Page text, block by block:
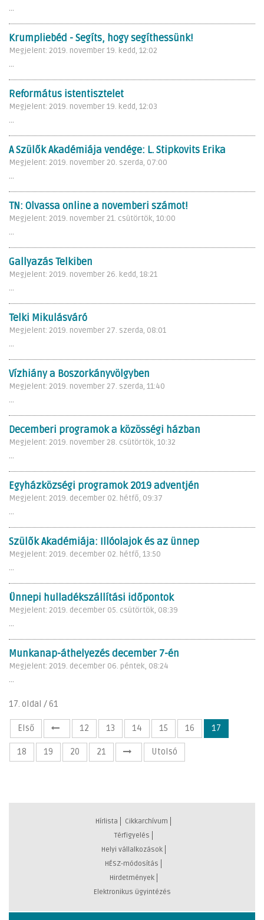
...
Krumpliebéd - Segíts, hogy segíthessünk!
Megjelent: 2019. november 19. kedd, 12:02
...
Református istentisztelet
Megjelent: 2019. november 19. kedd, 12:03
...
A Szülők Akadémiája vendége: L. Stipkovits Erika
Megjelent: 2019. november 20. szerda, 07:00
...
TN: Olvassa online a novemberi számot!
Megjelent: 2019. november 21. csütörtök, 10:00
...
Gallyazás Telkiben
Megjelent: 2019. november 26. kedd, 18:21
...
Telki Mikulásváró
Megjelent: 2019. november 27. szerda, 08:01
...
Vízhiány a Boszorkányvölgyben
Megjelent: 2019. november 27. szerda, 11:40
...
Decemberi programok a közösségi házban
Megjelent: 2019. november 28. csütörtök, 10:32
...
Egyházközségi programok 2019 adventjén
Megjelent: 2019. december 02. hétfő, 09:37
...
Szülők Akadémiája: Illóolajok és az ünnep
Megjelent: 2019. december 02. hétfő, 13:50
...
Ünnepi hulladékszállítási időpontok
Megjelent: 2019. december 05. csütörtök, 08:39
...
Munkanap-áthelyezés december 7-én
Megjelent: 2019. december 06. péntek, 08:24
...
17. oldal / 61
Első 12 13 14 15 16 17
18 19 20 21 Utolsó
Hírlista
Cikkarchívum
Térfigyelés
Helyi vállalkozások
HÉSZ-módosítás
Hirdetmények
Elektronikus ügyintézés